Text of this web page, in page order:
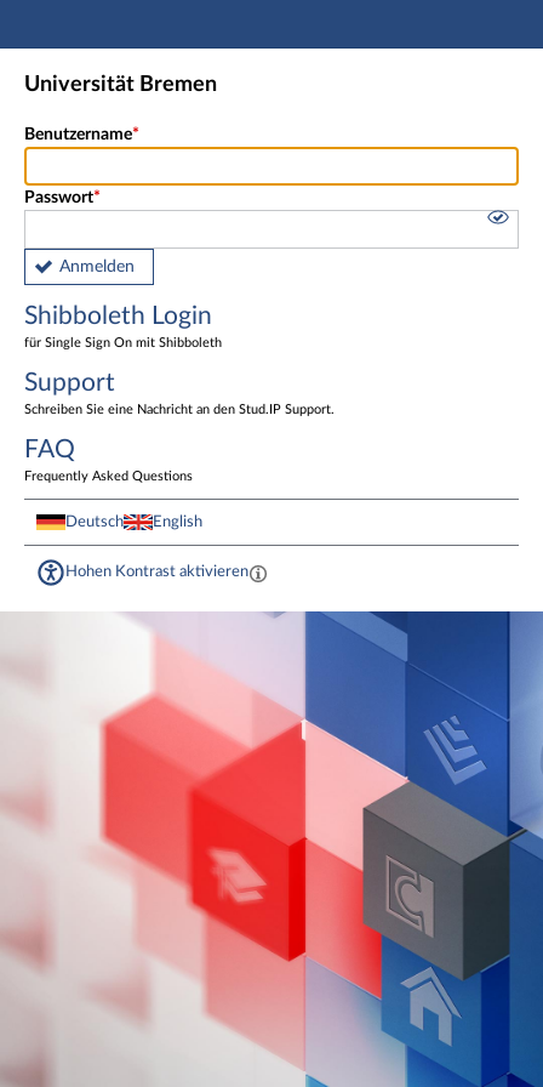
Hauptnavigation
Shibboleth Login
Universität Bremen
Benutzername
Passwort
Anmelden
Shibboleth Login
für Single Sign On mit Shibboleth
Support
Schreiben Sie eine Nachricht an den Stud.IP Support.
FAQ
Frequently Asked Questions
Deutsch English
Hohen Kontrast aktivieren